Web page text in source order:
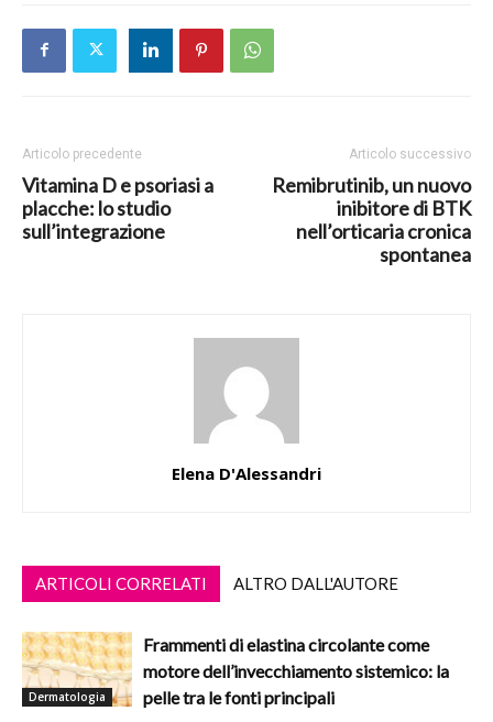
Articolo precedente
Vitamina D e psoriasi a
placche: lo studio
sull’integrazione
Articolo successivo
Remibrutinib, un nuovo
inibitore di BTK
nell’orticaria cronica
spontanea
Elena D'Alessandri
ARTICOLI CORRELATI ALTRO DALL'AUTORE
Dermatologia
Frammenti di elastina circolante come
motore dell’invecchiamento sistemico: la
pelle tra le fonti principali